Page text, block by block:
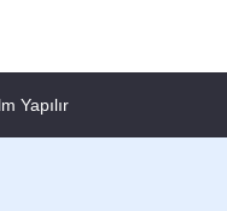
Yapılır